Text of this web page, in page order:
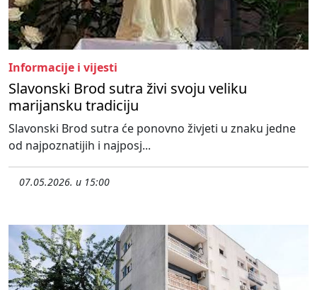
Informacije i vijesti
Slavonski Brod sutra živi svoju veliku
marijansku tradiciju
Slavonski Brod sutra će ponovno živjeti u znaku jedne
od najpoznatijih i najposj...
07.05.2026. u 15:00